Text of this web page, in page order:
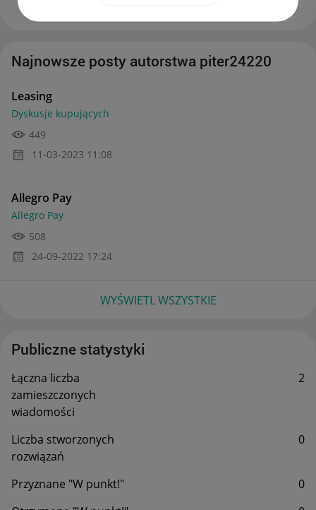
Najnowsze posty autorstwa piter24220
Leasing
Dyskusje kupujących
449
‎11-03-2023 11:08
Allegro Pay
Allegro Pay
508
‎24-09-2022 17:24
WYŚWIETL WSZYSTKIE
Publiczne statystyki
Łączna liczba
zamieszczonych
wiadomości
2
Liczba stworzonych
rozwiązań
0
Przyznane "W punkt!"
0